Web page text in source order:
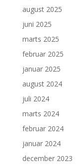
august 2025
juni 2025
marts 2025
februar 2025
januar 2025
august 2024
juli 2024
marts 2024
februar 2024
januar 2024
december 2023